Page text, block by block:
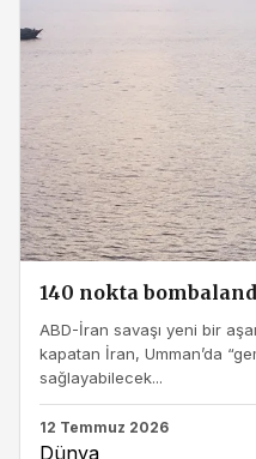
140 nokta
ABD-İran savaşı yeni bir
kapatan İran, Umman’da
sağlayabilecek...
12 Temmuz 2026
Dünya